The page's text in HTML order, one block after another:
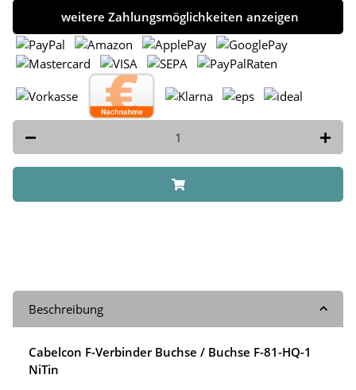
weitere Zahlungsmöglichkeiten anzeigen
Beschreibung
Cabelcon F-Verbinder Buchse / Buchse F-81-HQ-1
NiTin